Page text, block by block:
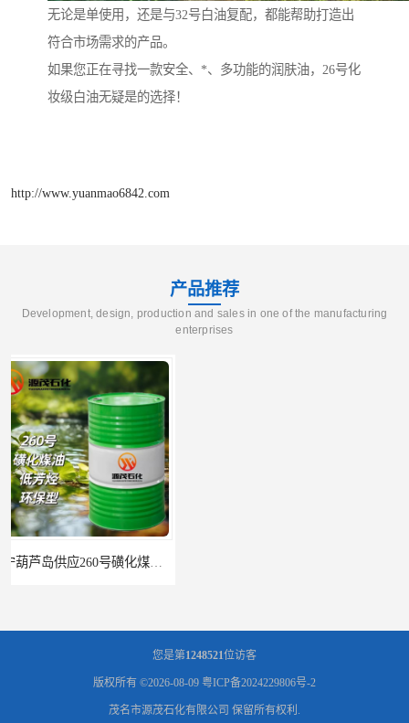
无论是单使用，还是与32号白油复配，都能帮助打造出
符合市场需求的产品。
如果您正在寻找一款安全、*、多功能的润肤油，26号化
妆级白油无疑是的选择！
http://www.yuanmao6842.com
产品推荐
Development, design, production and sales in one of the manufacturing
enterprises
您是第1248521位访客
版权所有 ©2026-08-09 粤ICP备2024229806号-2
茂名市源茂石化有限公司 保留所有权利.